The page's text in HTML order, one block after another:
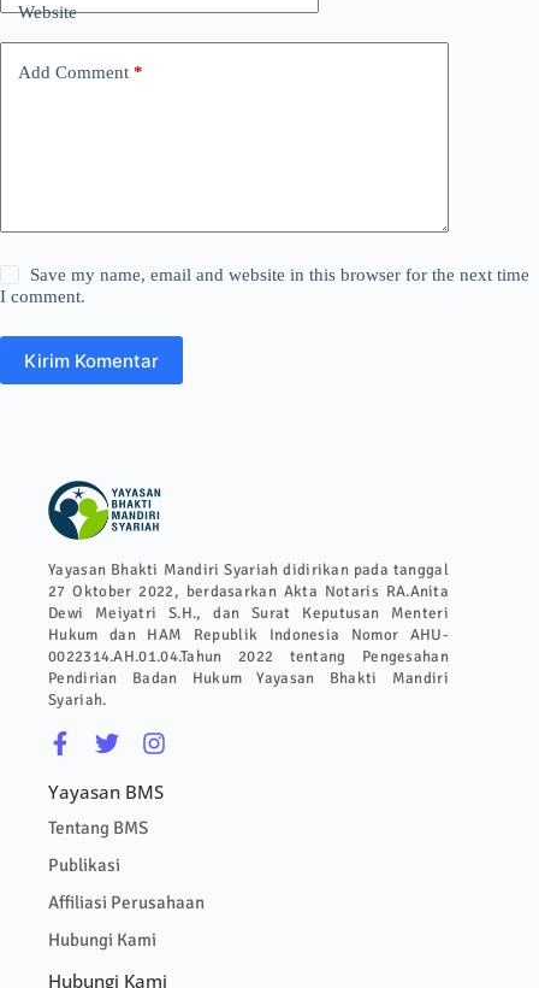
Website
Add Comment *
Save my name, email and website in this browser for the next time
I comment.
Kirim Komentar
Yayasan Bhakti Mandiri Syariah didirikan pada tanggal
27 Oktober 2022, berdasarkan Akta Notaris RA.Anita
Dewi Meiyatri S.H., dan Surat Keputusan Menteri
Hukum dan HAM Republik Indonesia Nomor AHU-
0022314.AH.01.04.Tahun 2022 tentang Pengesahan
Pendirian Badan Hukum Yayasan Bhakti Mandiri
Syariah.
Yayasan BMS
Tentang BMS
Publikasi
Affiliasi Perusahaan
Hubungi Kami
Hubungi Kami